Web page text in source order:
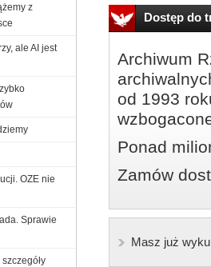
Dostęp do
Archiwum
od 1993
Ponad
Zamów
Masz już
z
ale AI jest
OZE nie
Sprawie